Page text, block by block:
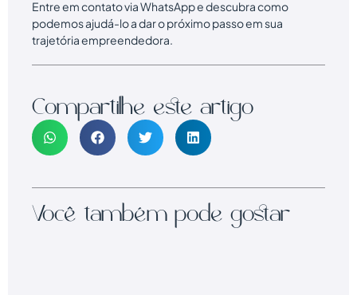
Entre em contato via WhatsApp e descubra como
podemos ajudá-lo a dar o próximo passo em sua
trajetória empreendedora.
Compartilhe este artigo
Você também pode gostar